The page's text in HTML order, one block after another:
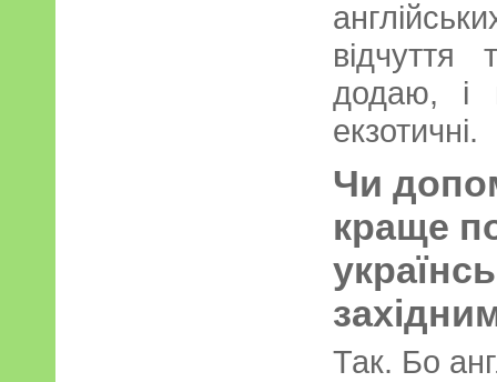
додаю, і
екзотичні.
Чи
краще
Так. Бо